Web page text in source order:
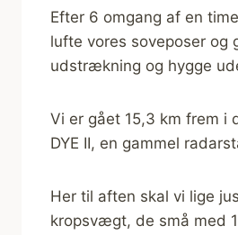
Efter 6 omgang af en
lufte vores soveposer og
udstrækning og hygge
Vi er gået 15,3 km frem i
DYE II, en gammel
Her til aften skal vi lige
kropsvægt, de små med